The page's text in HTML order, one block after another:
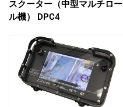
スクーター（中型マルチロー
ル機） DPC4